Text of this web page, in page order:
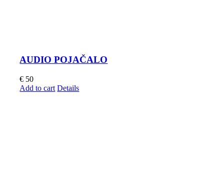
AUDIO POJAČALO
€ 50
Add to cart Details